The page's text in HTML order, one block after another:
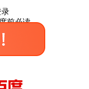
前必读